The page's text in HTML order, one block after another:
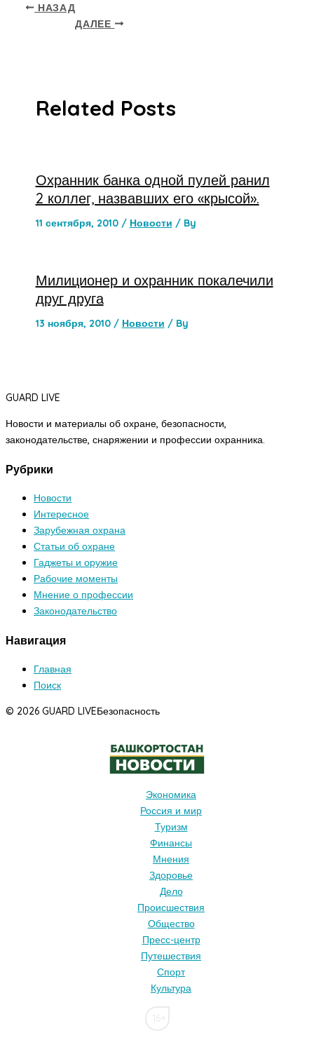
НАЗАД
ДАЛЕЕ
Related Posts
Охранник банка одной пулей ранил
2 коллег, назвавших его «крысой».
11 сентября, 2010 / Новости / By
Милиционер и охранник покалечили
друг друга
13 ноября, 2010 / Новости / By
GUARD LIVE
Новости и материалы об охране, безопасности,
законодательстве, снаряжении и профессии охранника.
Рубрики
Новости
Интересное
Зарубежная охрана
Статьи об охране
Гаджеты и оружие
Рабочие моменты
Мнение о профессии
Законодательство
Навигация
Главная
Поиск
© 2026 GUARD LIVEБезопасность
Экономика
Россия и мир
Туризм
Финансы
Мнения
Здоровье
Дело
Происшествия
Общество
Пресс-центр
Путешествия
Спорт
Культура